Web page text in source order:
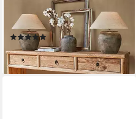
Tischleuchte Tischlampe
Shiva antikschwarz/creme
(1)
148,00 €
lieferbar - in 5-6 Werktagen bei dir